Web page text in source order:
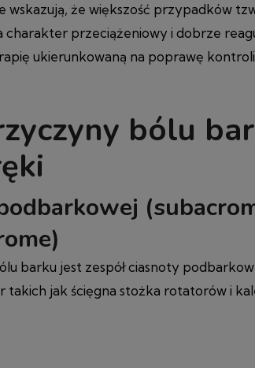
wskazują, że większość przypadków
charakter przeciążeniowy i dobrze
ukierunkowaną na poprawę
bólu
barku jest zespół ciasnoty
takich jak ścięgna stożka rotatorów i